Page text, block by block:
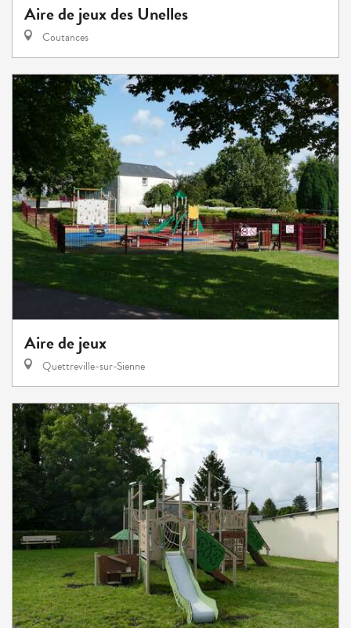
Aire de jeux des Unelles
Coutances
Aire de jeux
Quettreville-sur-Sienne